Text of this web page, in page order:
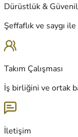
Dürüstlük &
Şeffaflık ve saygı
Takım Çalışması
İş birliğini ve ortak
İletişim